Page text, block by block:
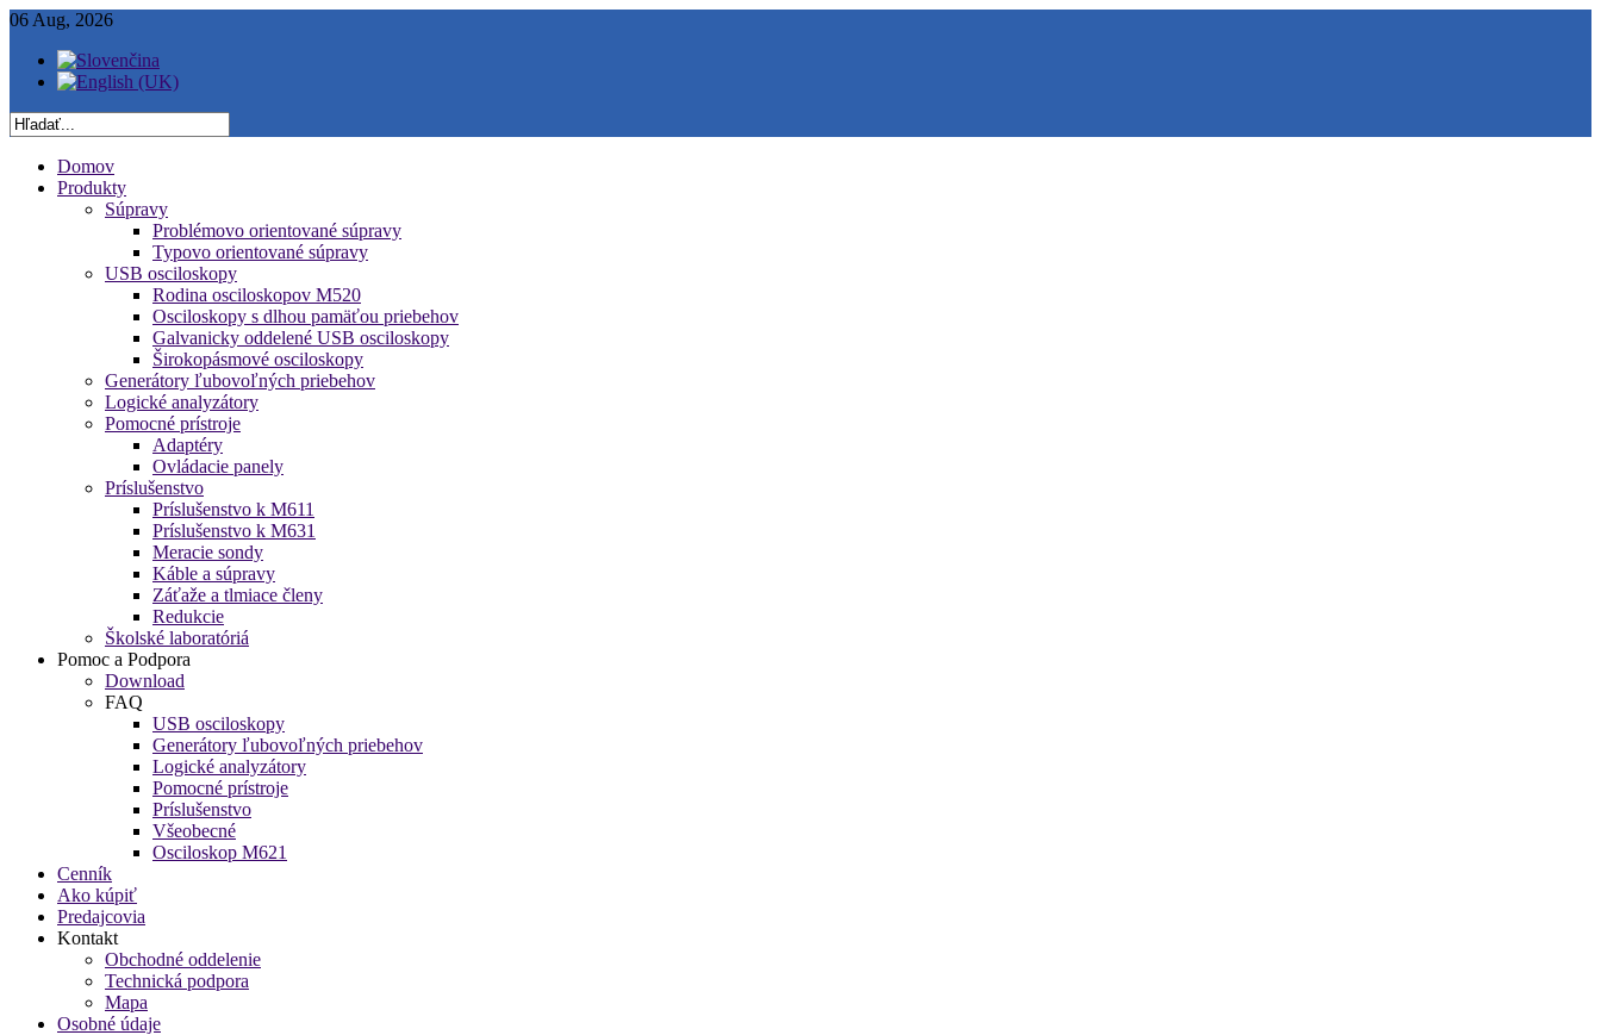
06 Aug, 2026
Domov
Produkty
Súpravy
Problémovo orientované súpravy
Typovo orientované súpravy
USB osciloskopy
Rodina osciloskopov M520
Osciloskopy s dlhou pamäťou priebehov
Galvanicky oddelené USB osciloskopy
Širokopásmové osciloskopy
Generátory ľubovoľných priebehov
Logické analyzátory
Pomocné prístroje
Adaptéry
Ovládacie panely
Príslušenstvo
Príslušenstvo k M611
Príslušenstvo k M631
Meracie sondy
Káble a súpravy
Záťaže a tlmiace členy
Redukcie
Školské laboratóriá
Pomoc a Podpora
Download
FAQ
USB osciloskopy
Generátory ľubovoľných priebehov
Logické analyzátory
Pomocné prístroje
Príslušenstvo
Všeobecné
Osciloskop M621
Cenník
Ako kúpiť
Predajcovia
Kontakt
Obchodné oddelenie
Technická podpora
Mapa
Osobné údaje